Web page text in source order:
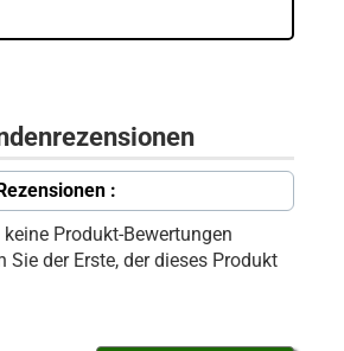
:
Produkt-Bewertungen
Sie der Erste, der dieses Produkt